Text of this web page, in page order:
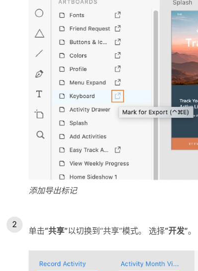
添加导出标记
单击“共享”以切换到“共享”模式。 选择“开发”。